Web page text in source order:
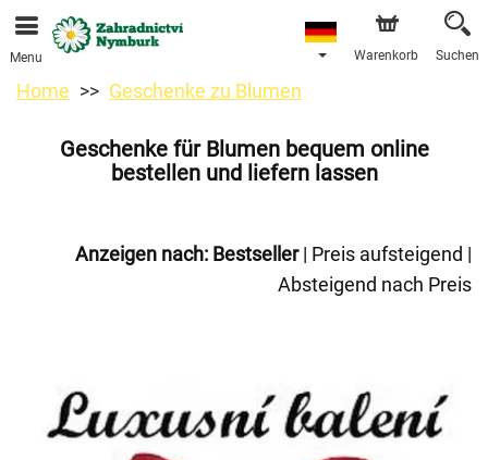
Bestellungen über unseren Onlineshop nehmen wir gerne
entgegen. Der frühestmögliche Liefertermin ist ab dem
11.08.2026 aufgrund von Betriebsurlaub.
Menu Warenkorb Suchen
Home Geschenke zu Blumen
Geschenke für Blumen bequem online
bestellen und liefern lassen
Anzeigen nach: Bestseller| Preis aufsteigend |
Absteigend nach Preis